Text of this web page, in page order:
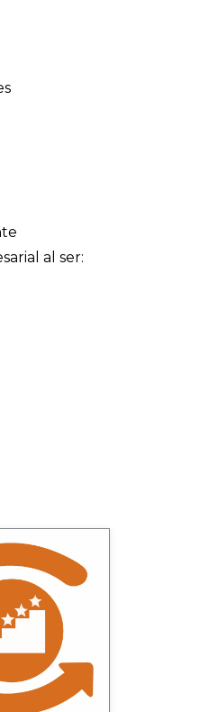
al ser:
un apoyo
participantes
los nuevos
habilidades en
de trabajo.